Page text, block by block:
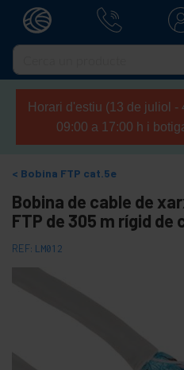
Horari d'estiu (13 de juliol -
09:00 a 17:00 h i
Bobina FTP cat.5e
Bobina de cable de
FTP de 305 m rígid de
REF: LM012